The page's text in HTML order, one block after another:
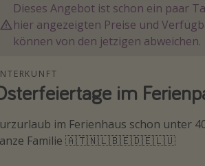
Dieses Angebot ist schon ein paar
hier angezeigten Preise und
können von den jetzigen abweichen.
im
im Ferienhaus schon unter
Familie 🇦🇹🇳🇱🇧🇪🇩🇪🇱🇺